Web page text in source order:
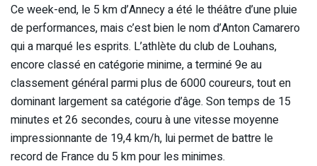
Ce week-end, le 5 km d’Annecy a été le théâtre d’une pluie
de performances, mais c’est bien le nom d’Anton Camarero
qui a marqué les esprits. L’athlète du club de Louhans,
encore classé en catégorie minime, a terminé 9e au
classement général parmi plus de 6000 coureurs, tout en
dominant largement sa catégorie d’âge. Son temps de 15
minutes et 26 secondes, couru à une vitesse moyenne
impressionnante de 19,4 km/h, lui permet de battre le
record de France du 5 km pour les minimes.